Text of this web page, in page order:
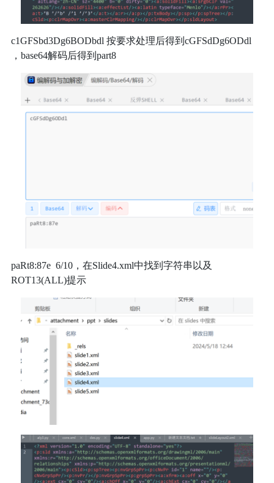
c1GFSbd3Dg6BODbdl 按要求处理后得到cGFSdDg6ODdl
，base64解码后得到part8
paRt8:87e 6/10，在Slide4.xml中找到字符串以及
ROT13(ALL)提示